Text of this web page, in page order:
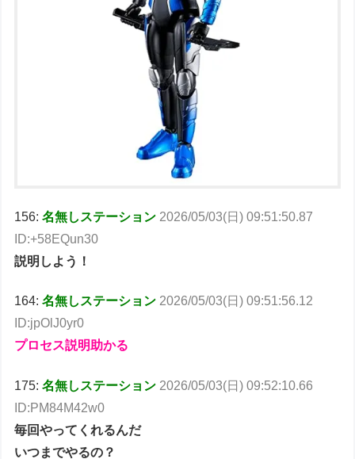
156:名無しステーション 2026/05/03(日) 09:51:50.87
ID:+58EQun30
説明しよう！
164:名無しステーション 2026/05/03(日) 09:51:56.12
ID:jpOlJ0yr0
プロセス説明助かる
175:名無しステーション 2026/05/03(日) 09:52:10.66
ID:PM84M42w0
毎回やってくれるんだ
いつまでやるの？